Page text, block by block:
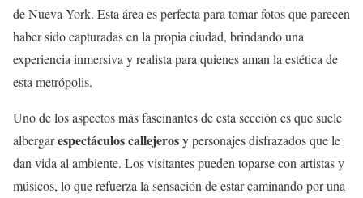
de Nueva York. Esta área es perfecta para tomar fotos que parecen
haber sido capturadas en la propia ciudad, brindando una
experiencia inmersiva y realista para quienes aman la estética de
esta metrópolis.
Uno de los aspectos más fascinantes de esta sección es que suele
albergarespectáculos callejerosy personajes disfrazados que le
dan vida al ambiente. Los visitantes pueden toparse con artistas y
músicos, lo que refuerza la sensación de estar caminando por una